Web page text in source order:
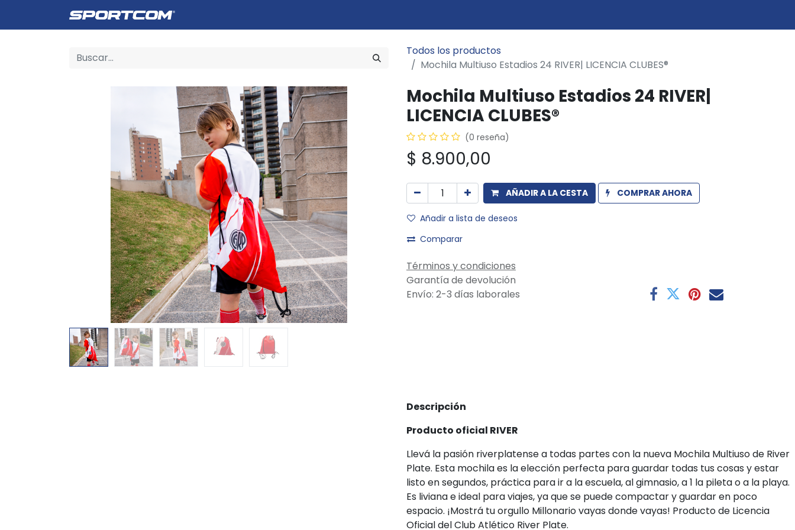
Todos los productos
Mochila Multiuso Estadios 24 RIVER| LICENCIA CLUBES®
Mochila Multiuso Estadios 24 RIVER|
LICENCIA CLUBES®
(0 reseña)
$ 8.900,00
AÑADIR A LA CESTA COMPRAR AHORA
Añadir a lista de deseos
Comparar
Términos y condiciones
Garantía de devolución
Envío: 2-3 días laborales
Descripción
Producto oficial RIVER
Llevá la pasión riverplatense a todas partes con la nueva Mochila Multiuso de River
Plate. Esta mochila es la elección perfecta para guardar todas tus cosas y estar
listo en segundos, práctica para ir a la escuela, al gimnasio, a 1 la pileta o a la playa.
Es liviana e ideal para viajes, ya que se puede compactar y guardar en poco
espacio. ¡Mostrá tu orgullo Millonario vayas donde vayas! Producto de Licencia
Oficial del Club Atlético River Plate.